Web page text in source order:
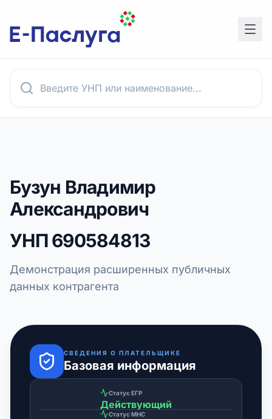
Бузун Владимир
Александрович
УНП690584813
Демонстрация расширенных публичных
данных контрагента
СВЕДЕНИЯ О ПЛАТЕЛЬЩИКЕ
Базовая информация
Статус ЕГР
Действующий
Статус МНС